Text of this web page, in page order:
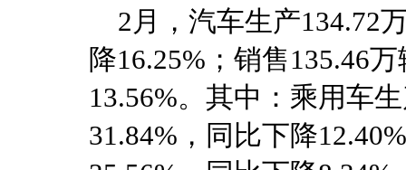
2月，汽车生产134.72
降16.25%；销售135.46
13.56%。其中：乘用车
31.84%，同比下降